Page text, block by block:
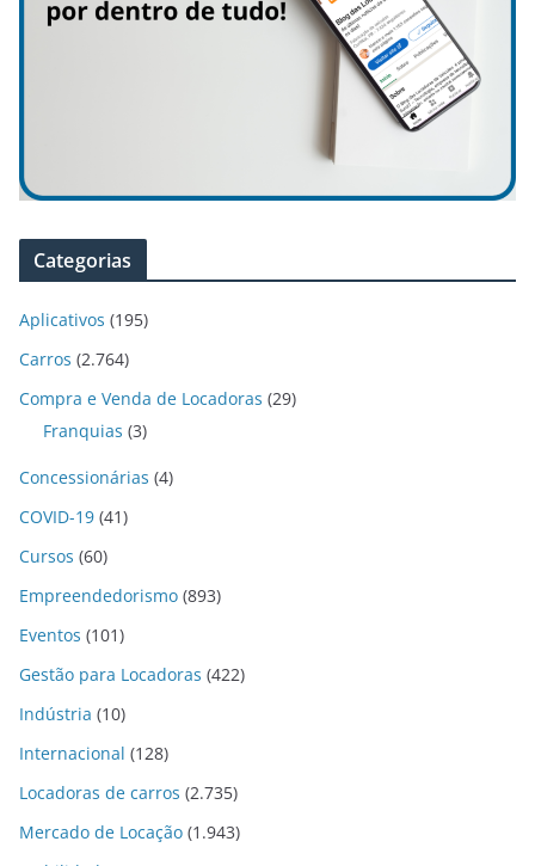
Categorias
Aplicativos (195)
Carros (2.764)
Compra e Venda de Locadoras (29)
Franquias (3)
Concessionárias (4)
COVID-19 (41)
Cursos (60)
Empreendedorismo (893)
Eventos (101)
Gestão para Locadoras (422)
Indústria (10)
Internacional (128)
Locadoras de carros (2.735)
Mercado de Locação (1.943)